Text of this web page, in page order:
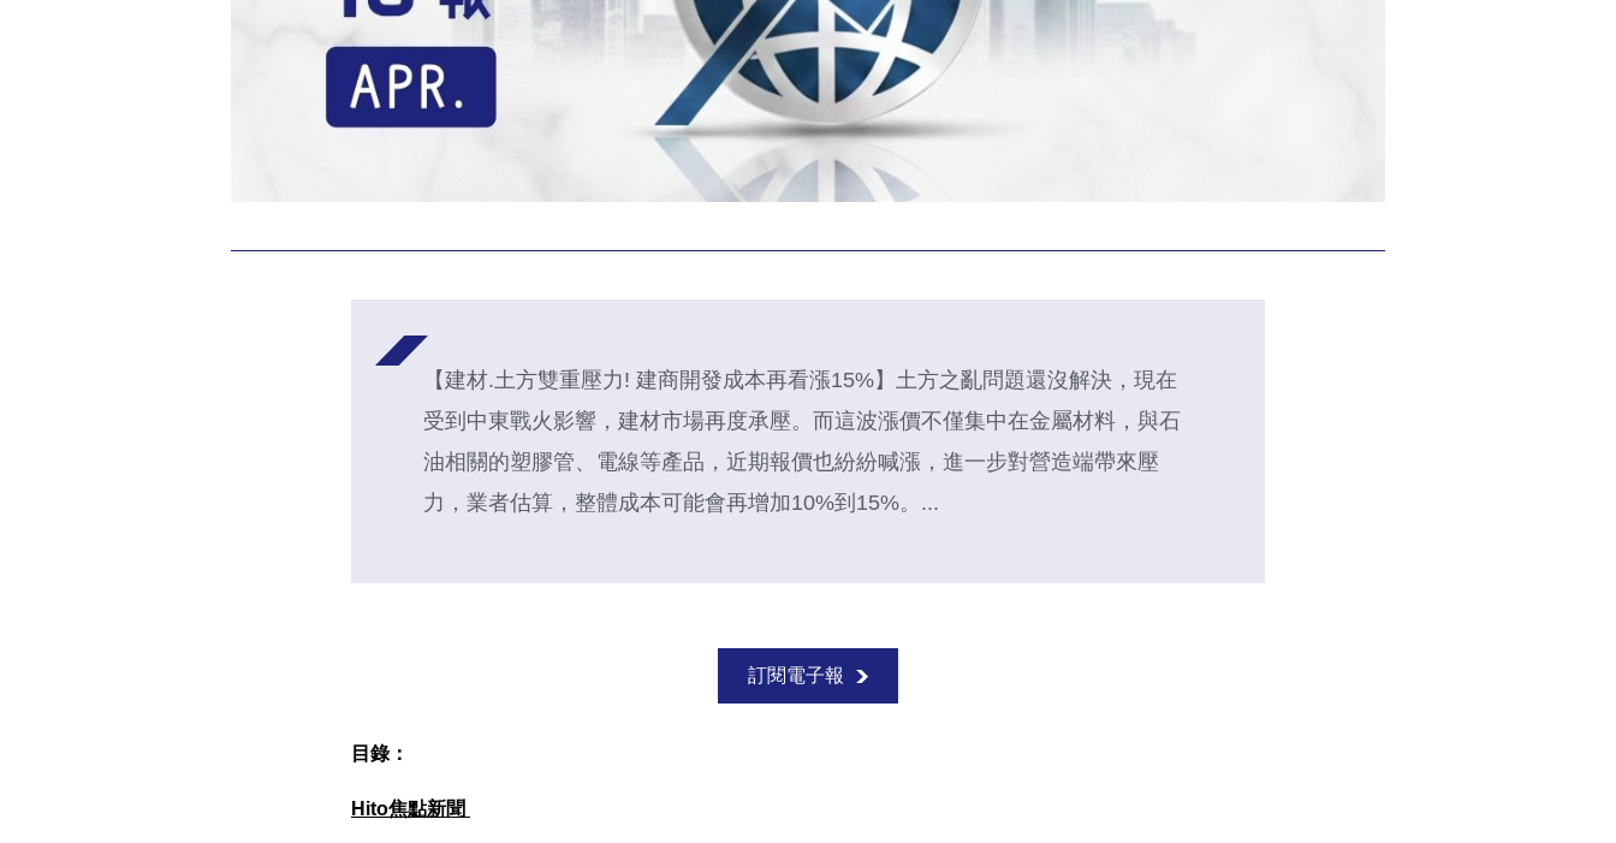
【建材.土方雙重壓力! 建商開發成本再看漲15%】土方之亂問題還沒解決，現在
受到中東戰火影響，建材市場再度承壓。而這波漲價不僅集中在金屬材料，與石
油相關的塑膠管、電線等產品，近期報價也紛紛喊漲，進一步對營造端帶來壓
力，業者估算，整體成本可能會再增加10%到15%。...
訂閱電子報
目錄：
Hito焦點新聞